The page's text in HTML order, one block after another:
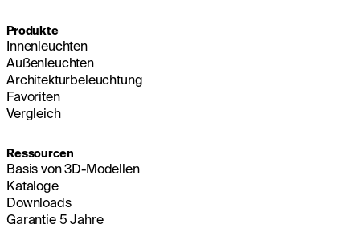
Produkte
Innenleuchten
Außenleuchten
Architekturbeleuchtung
Favoriten
Vergleich
Ressourcen
Basis von 3D-Modellen
Kataloge
Downloads
Garantie 5 Jahre